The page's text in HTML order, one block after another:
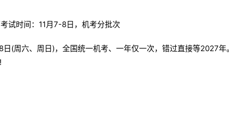
(周六、周日)，全国统一机考、一年仅一次，错过直接等2027年